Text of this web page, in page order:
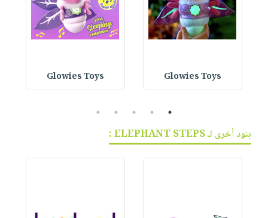
Glowies Toys
Glowies Toys
1
2
3
4
5
بنود أخرى لـ ELEPHANT STEPS :